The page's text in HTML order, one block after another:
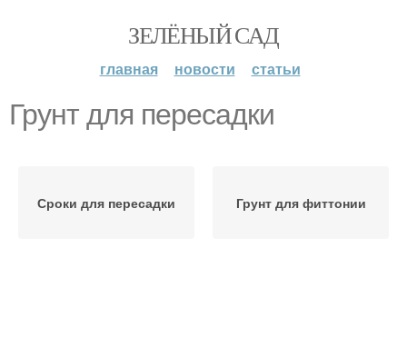
ЗЕЛЁНЫЙ САД
главная новости статьи
Грунт для пересадки
Сроки для пересадки Грунт для фиттонии